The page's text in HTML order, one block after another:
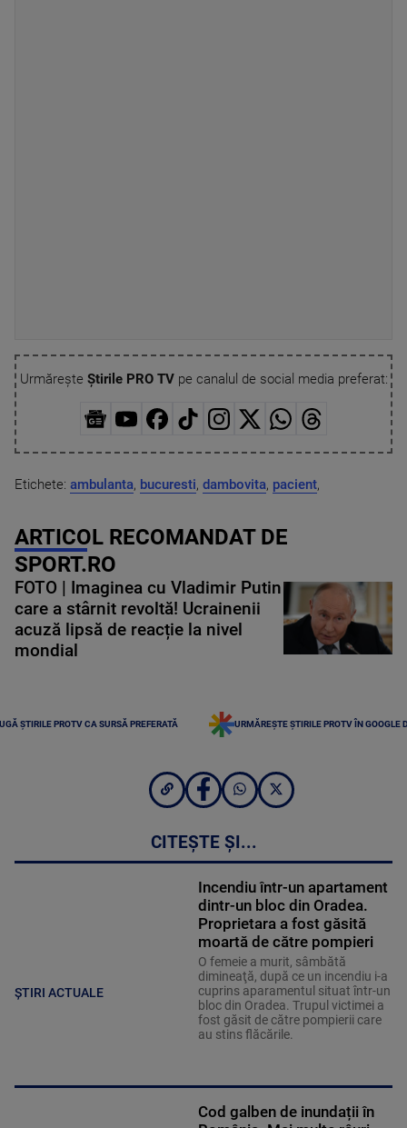
Urmărește Știrile PRO TVpe canalul de social media preferat:
Etichete: ambulanta, bucuresti, dambovita, pacient,
ARTICOL RECOMANDAT DE
SPORT.RO
FOTO | Imaginea cu Vladimir Putin
care a stârnit revoltă! Ucrainenii
acuză lipsă de reacție la nivel
mondial
ȘTIRILE PROTV CA SURSĂ PREFERATĂ URMĂREȘTE ȘTIRILE PROTV ÎN GOOGLE
CITEȘTE ȘI...
ȘTIRI ACTUALE
Incendiu într-un apartament
dintr-un bloc din Oradea.
Proprietara a fost găsită
moartă de către pompieri
O femeie a murit, sâmbătă
dimineaţă, după ce un incendiu i-a
cuprins aparamentul situat într-un
bloc din Oradea. Trupul victimei a
fost găsit de către pompierii care
au stins flăcările.
Cod galben de inundații în